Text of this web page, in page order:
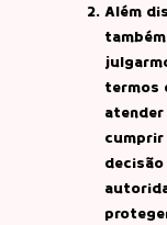
Além
termos